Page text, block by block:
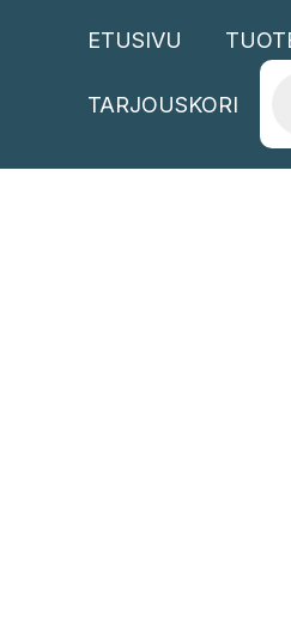
ETUSIVU
TARJOUSKORI